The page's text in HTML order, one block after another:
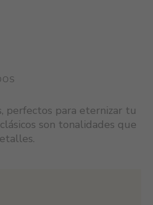
perfectos para eternizar tu
son tonalidades que